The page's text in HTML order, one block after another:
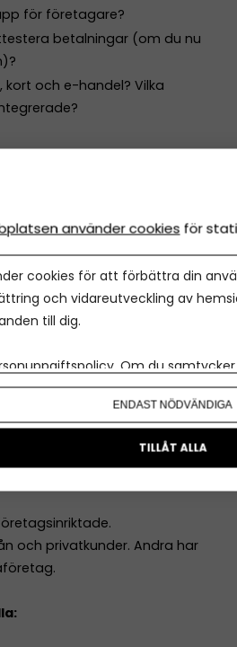
för företagare?
betalningar (om du nu
kort och e-handel? Vilka
månaden på smidigare
mer värt än en lägre avgift.
när företaget
ett konto.
och privatkunder. Andra har
använder cookies för
cookies för att förbättra din
och vidareutveckling av
till dig.
. Om du
val i efterhand hittar du den
ENDAST NÖDVÄNDIGA
TILLÅT ALLA